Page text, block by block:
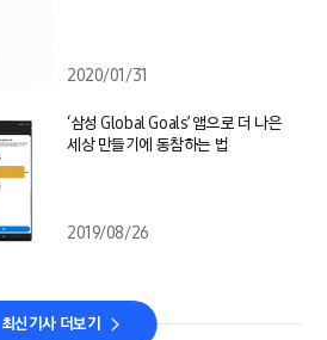
2020/01/31
‘삼성 Global Goals’ 앱으로 더 나은
세상 만들기에 동참하는 법
2019/08/26
최신기사 더보기